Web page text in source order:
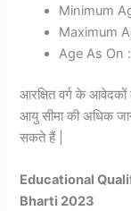
Minimum
Maximum
Age As On
आरक्षित वर्ग के आवेदकों
आयु सीमा की अधिक
सकते हैं |
Educational
Bharti 2023